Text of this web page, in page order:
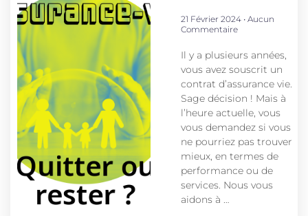
21 Février 2024 Aucun
Commentaire
Il y a plusieurs années,
vous avez souscrit un
contrat d’assurance vie.
Sage décision ! Mais à
l’heure actuelle, vous
vous demandez si vous
ne pourriez pas trouver
mieux, en termes de
performance ou de
services. Nous vous
aidons à …